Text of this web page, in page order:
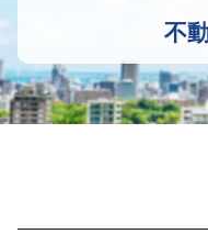
ご融資事
お電話
不